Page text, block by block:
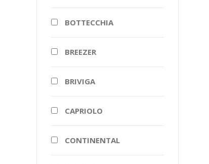
BOTTECCHIA
BREEZER
BRIVIGA
CAPRIOLO
CONTINENTAL